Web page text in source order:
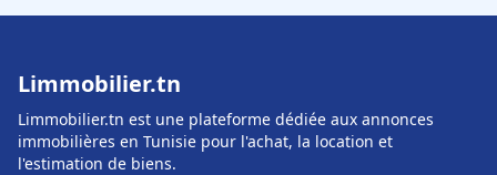
Limmobilier.tn
Limmobilier.tn est une plateforme dédiée aux annonces
immobilières en Tunisie pour l'achat, la location et
l'estimation de biens.